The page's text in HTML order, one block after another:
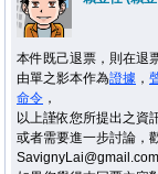
本件既己退票，則在退
由單之影本作為證據 ，
命令 ，
以上謹依您所提出之資
或者需要進一步討論，